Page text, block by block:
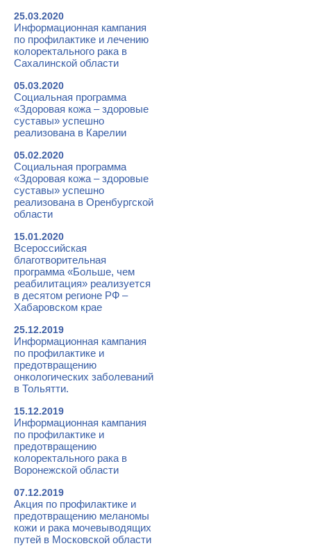
25.03.2020
Информационная кампания
по профилактике и лечению
колоректального рака в
Сахалинской области
05.03.2020
Социальная программа
«Здоровая кожа – здоровые
суставы» успешно
реализована в Карелии
05.02.2020
Социальная программа
«Здоровая кожа – здоровые
суставы» успешно
реализована в Оренбургской
области
15.01.2020
Всероссийская
благотворительная
программа «Больше, чем
реабилитация» реализуется
в десятом регионе РФ –
Хабаровском крае
25.12.2019
Информационная кампания
по профилактике и
предотвращению
онкологических заболеваний
в Тольятти.
15.12.2019
Информационная кампания
по профилактике и
предотвращению
колоректального рака в
Воронежской области
07.12.2019
Акция по профилактике и
предотвращению меланомы
кожи и рака мочевыводящих
путей в Московской области